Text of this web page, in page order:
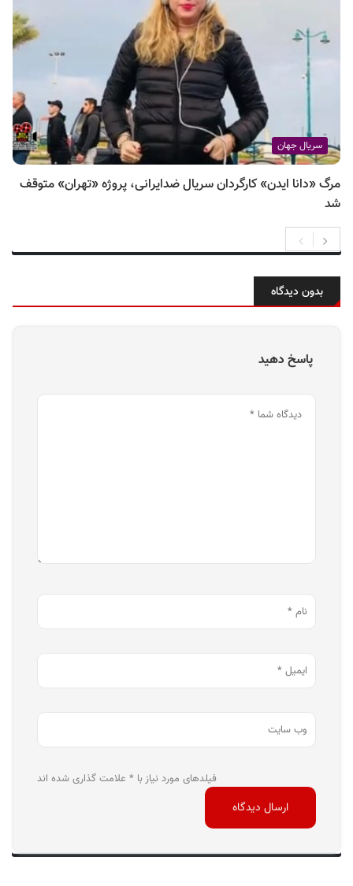
سریال جهان
مرگ «دانا ایدن» کارگردان سریال ضدایرانی، پروژه «تهران» متوقف
شد
بدون دیدگاه
پاسخ دهید
فیلدهای مورد نیاز با * علامت گذاری شده اند